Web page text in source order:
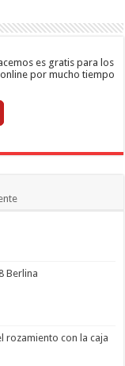
es gratis para los
por mucho tiempo
Berlina
rozamiento con la caja